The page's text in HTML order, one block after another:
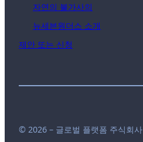
자연의 불가사의
뉴세븐원더스 소개
제안 또는 신청
© 2026 – 글로벌 플랫폼 주식회사